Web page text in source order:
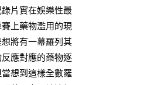
片實在娛樂性最
上藥物濫用的現
將有一幕羅列其
應對應的藥物逐
想到這樣全數羅